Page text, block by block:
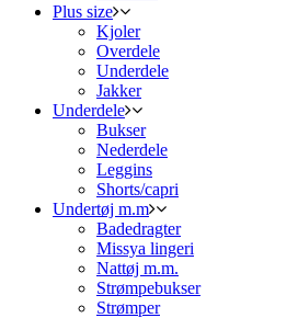
Plus size
Kjoler
Overdele
Underdele
Jakker
Underdele
Bukser
Nederdele
Leggins
Shorts/capri
Undertøj m.m
Badedragter
Missya lingeri
Nattøj m.m.
Strømpebukser
Strømper